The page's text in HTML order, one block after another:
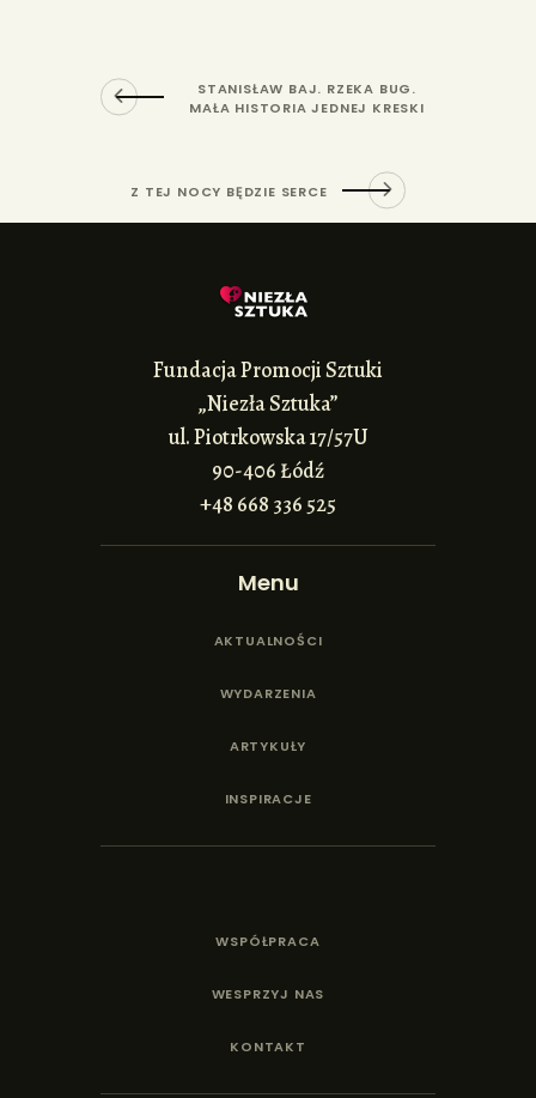
STANISŁAW BAJ. RZEKA BUG.
MAŁA HISTORIA JEDNEJ KRESKI
Z TEJ NOCY BĘDZIE SERCE
Fundacja Promocji Sztuki
„Niezła Sztuka”
ul. Piotrkowska 17/57U
90-406 Łódź
+48 668 336 525
Menu
AKTUALNOŚCI
WYDARZENIA
ARTYKUŁY
INSPIRACJE
WSPÓŁPRACA
WESPRZYJ NAS
KONTAKT